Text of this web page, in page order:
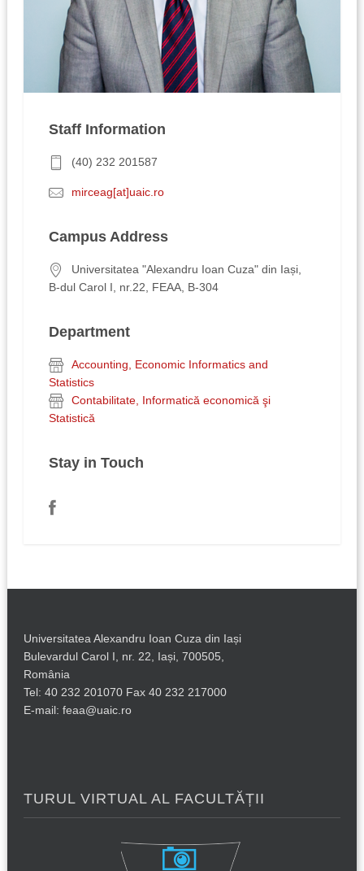
Staff Information
(40) 232 201587
mirceag[at]uaic.ro
Campus Address
Universitatea "Alexandru Ioan Cuza" din Iași,
B-dul Carol I, nr.22, FEAA, B-304
Department
Accounting, Economic Informatics and
Statistics
Contabilitate, Informatică economică şi
Statistică
Stay in Touch
Universitatea Alexandru Ioan Cuza din Iași
Bulevardul Carol I, nr. 22, Iași, 700505,
România
Tel: 40 232 201070 Fax 40 232 217000
E-mail: feaa@uaic.ro
TURUL VIRTUAL AL FACULTĂȚII